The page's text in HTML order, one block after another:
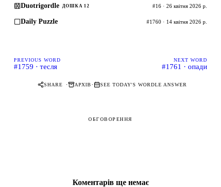
Duotrigordle ДОШКА 12 #16 · 26 квітня 2026 р.
Daily Puzzle #1760 · 14 квітня 2026 р.
PREVIOUS WORD
#1759 · тесля
NEXT WORD
#1761 · опади
SHARE · АРХІВ· SEE TODAY'S WORDLE ANSWER
ОБГОВОРЕННЯ
Коментарів ще немає